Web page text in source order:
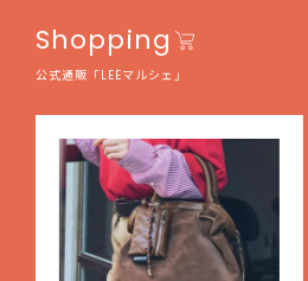
Shopping
公式通販「LEEマルシェ」